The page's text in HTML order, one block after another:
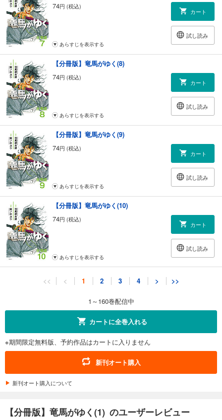
74円 (税込)
カート
試し読み
あらすじを表示する
【分冊版】竜馬がゆく(8)
74円 (税込)
カート
試し読み
あらすじを表示する
【分冊版】竜馬がゆく(9)
74円 (税込)
カート
試し読み
あらすじを表示する
【分冊版】竜馬がゆく(10)
74円 (税込)
カート
試し読み
あらすじを表示する
【分冊版】竜馬がゆく(11)
【分冊版】竜馬がゆく(12)
<< < 1 2 3 4 > >>
1～160巻配信中
カートに全巻入れる
※期間限定無料版、予約作品はカートに入りません
新刊オート購入
新刊オート購入について
【分冊版】竜馬がゆく(1) のユーザーレビュー